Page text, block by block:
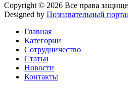
Copyright © 2026 Все права
Designed by Познавательный
Главная
Категории
Сотрудничество
Статьи
Новости
Контакты